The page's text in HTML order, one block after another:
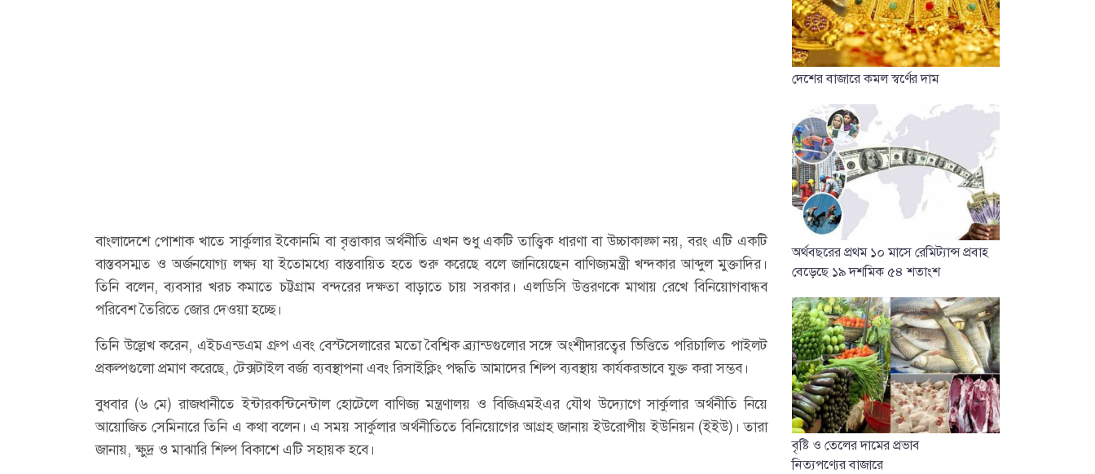
বাংলাদেশে পোশাক খাতে সার্কুলার ইকোনমি বা বৃত্তাকার অর্থনীতি এখন শুধু একটি তাত্ত্বিক ধারণা বা উচ্চাকাঙ্ক্ষা নয়, বরং এটি একটি
বাস্তবসম্মত ও অর্জনযোগ্য লক্ষ্য যা ইতোমধ্যে বাস্তবায়িত হতে শুরু করেছে বলে জানিয়েছেন বাণিজ্যমন্ত্রী খন্দকার আব্দুল মুক্তাদির।
তিনি বলেন, ব্যবসার খরচ কমাতে চট্টগ্রাম বন্দরের দক্ষতা বাড়াতে চায় সরকার। এলডিসি উত্তরণকে মাথায় রেখে বিনিয়োগবান্ধব
পরিবেশ তৈরিতে জোর দেওয়া হচ্ছে।
তিনি উল্লেখ করেন, এইচএন্ডএম গ্রুপ এবং বেস্টসেলারের মতো বৈশ্বিক ব্র্যান্ডগুলোর সঙ্গে অংশীদারত্বের ভিত্তিতে পরিচালিত পাইলট
প্রকল্পগুলো প্রমাণ করেছে, টেক্সটাইল বর্জ্য ব্যবস্থাপনা এবং রিসাইক্লিং পদ্ধতি আমাদের শিল্প ব্যবস্থায় কার্যকরভাবে যুক্ত করা সম্ভব।
বুধবার (৬ মে) রাজধানীতে ইন্টারকন্টিনেন্টাল হোটেলে বাণিজ্য মন্ত্রণালয় ও বিজিএমইএর যৌথ উদ্যোগে সার্কুলার অর্থনীতি নিয়ে
আয়োজিত সেমিনারে তিনি এ কথা বলেন। এ সময় সার্কুলার অর্থনীতিতে বিনিয়োগের আগ্রহ জানায় ইউরোপীয় ইউনিয়ন (ইইউ)। তারা
জানায়, ক্ষুদ্র ও মাঝারি শিল্প বিকাশে এটি সহায়ক হবে।
দেশের বাজারে কমল স্বর্ণের দাম
অর্থবছরের প্রথম ১০ মাসে রেমিট্যান্স প্রবাহ
বেড়েছে ১৯ দশমিক ৫৪ শতাংশ
বৃষ্টি ও তেলের দামের প্রভাব
নিত্যপণ্যের বাজারে